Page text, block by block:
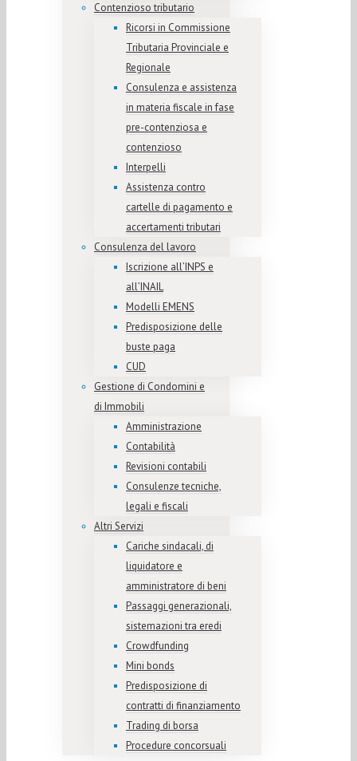
Contenzioso tributario
Ricorsi in Commissione
Tributaria Provinciale e
Regionale
Consulenza e assistenza
in materia fiscale in fase
pre-contenziosa e
contenzioso
Interpelli
Assistenza contro
cartelle di pagamento e
accertamenti tributari
Consulenza del lavoro
Iscrizione all’INPS e
all’INAIL
Modelli EMENS
Predisposizione delle
buste paga
CUD
Gestione di Condomini e
di Immobili
Amministrazione
Contabilità
Revisioni contabili
Consulenze tecniche,
legali e fiscali
Altri Servizi
Cariche sindacali, di
liquidatore e
amministratore di beni
Passaggi generazionali,
sistemazioni tra eredi
Crowdfunding
Mini bonds
Predisposizione di
contratti di finanziamento
Trading di borsa
Procedure concorsuali